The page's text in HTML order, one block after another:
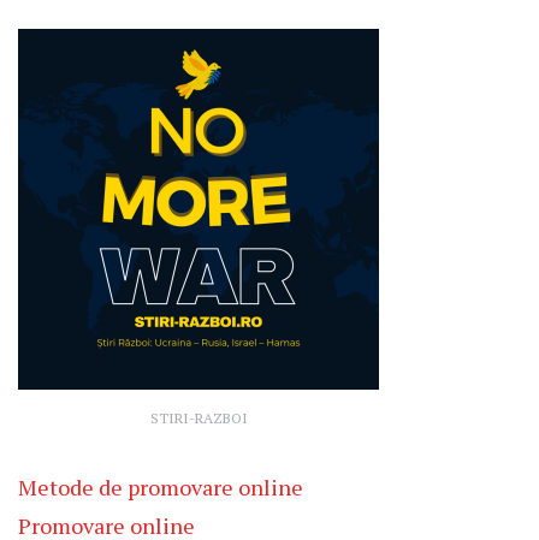
STIRI-RAZBOI
Metode de promovare online
Promovare online